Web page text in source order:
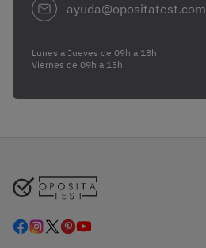
ayuda@opositatest.com
Lunes a Jueves de 09h a 18h
Viernes de 09h a 15h